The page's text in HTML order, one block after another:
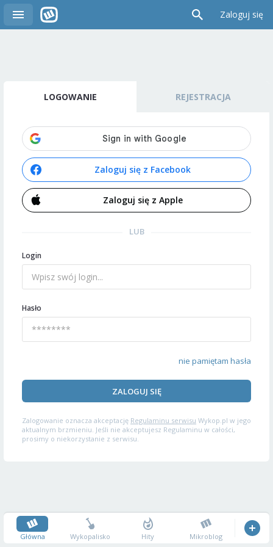
Zaloguj się
LOGOWANIE REJESTRACJA
Zaloguj się z Facebook
Zaloguj się z Apple
LUB
Login
Hasło
nie pamiętam hasła
ZALOGUJ SIĘ
Zalogowanie oznacza akceptację Regulaminu serwisu Wykop.pl w jego
aktualnym brzmieniu. Jeśli nie akceptujesz Regulaminu w całości,
prosimy o niekorzystanie z serwisu.
Główna Wykopalisko Hity Mikroblog